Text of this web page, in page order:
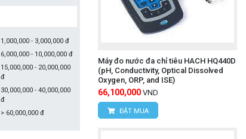
Máy đo nước đa chỉ tiêu HACH HQ440D
(pH, Conductivity, Optical Dissolved
Oxygen, ORP, and ISE)
66,100,000 VND
ĐẶT MUA
1,000,000 - 3,000,000 đ
6,000,000 - 10,000,000 đ
15,000,000 - 20,000,000
đ
30,000,000 - 40,000,000
đ
> 60,000,000 đ